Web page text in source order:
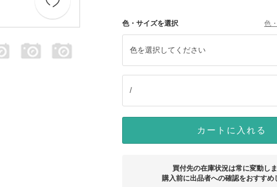
色・サイズを選択 色
色を選択してください
/
カートに入れる
買付先の在庫状況は常に変動しま
購入前に出品者への確認をおすすめ